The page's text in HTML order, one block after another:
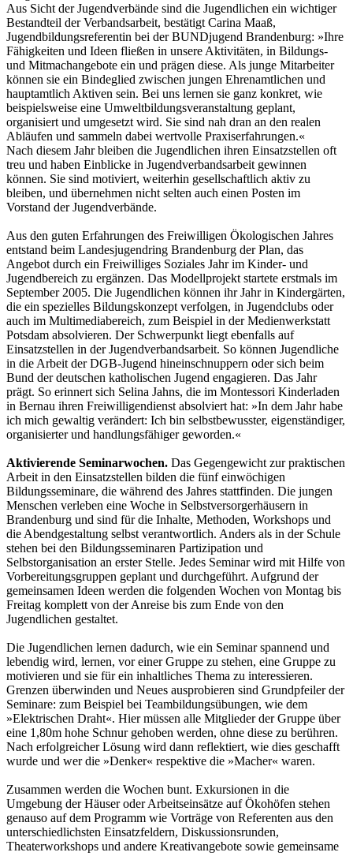
Aus Sicht der Jugendverbände sind die Jugendlichen ein wichtiger
Bestandteil der Verbandsarbeit, bestätigt Carina Maaß,
Jugendbildungsreferentin bei der BUNDjugend Brandenburg: »Ihre
Fähigkeiten und Ideen fließen in unsere Aktivitäten, in Bildungs-
und Mitmachangebote ein und prägen diese. Als junge Mitarbeiter
können sie ein Bindeglied zwischen jungen Ehrenamtlichen und
hauptamtlich Aktiven sein. Bei uns lernen sie ganz konkret, wie
beispielsweise eine Umweltbildungsveranstaltung geplant,
organisiert und umgesetzt wird. Sie sind nah dran an den realen
Abläufen und sammeln dabei wertvolle Praxiserfahrungen.«
Nach diesem Jahr bleiben die Jugendlichen ihren Einsatzstellen oft
treu und haben Einblicke in Jugendverbandsarbeit gewinnen
können. Sie sind motiviert, weiterhin gesellschaftlich aktiv zu
bleiben, und übernehmen nicht selten auch einen Posten im
Vorstand der Jugendverbände.
Aus den guten Erfahrungen des Freiwilligen Ökologischen Jahres
entstand beim Landesjugendring Brandenburg der Plan, das
Angebot durch ein Freiwilliges Soziales Jahr im Kinder- und
Jugendbereich zu ergänzen. Das Modellprojekt startete erstmals im
September 2005. Die Jugendlichen können ihr Jahr in Kindergärten,
die ein spezielles Bildungskonzept verfolgen, in Jugendclubs oder
auch im Multimediabereich, zum Beispiel in der Medienwerkstatt
Potsdam absolvieren. Der Schwerpunkt liegt ebenfalls auf
Einsatzstellen in der Jugendverbandsarbeit. So können Jugendliche
in die Arbeit der DGB-Jugend hineinschnuppern oder sich beim
Bund der deutschen katholischen Jugend engagieren. Das Jahr
prägt. So erinnert sich Selina Jahns, die im Montessori Kinderladen
in Bernau ihren Freiwilligendienst absolviert hat: »In dem Jahr habe
ich mich gewaltig verändert: Ich bin selbstbewusster, eigenständiger,
organisierter und handlungsfähiger geworden.«
Aktivierende Seminarwochen. Das Gegengewicht zur praktischen
Arbeit in den Einsatzstellen bilden die fünf einwöchigen
Bildungsseminare, die während des Jahres stattfinden. Die jungen
Menschen verleben eine Woche in Selbstversorgerhäusern in
Brandenburg und sind für die Inhalte, Methoden, Workshops und
die Abendgestaltung selbst verantwortlich. Anders als in der Schule
stehen bei den Bildungsseminaren Partizipation und
Selbstorganisation an erster Stelle. Jedes Seminar wird mit Hilfe von
Vorbereitungsgruppen geplant und durchgeführt. Aufgrund der
gemeinsamen Ideen werden die folgenden Wochen von Montag bis
Freitag komplett von der Anreise bis zum Ende von den
Jugendlichen gestaltet.
Die Jugendlichen lernen dadurch, wie ein Seminar spannend und
lebendig wird, lernen, vor einer Gruppe zu stehen, eine Gruppe zu
motivieren und sie für ein inhaltliches Thema zu interessieren.
Grenzen überwinden und Neues ausprobieren sind Grundpfeiler der
Seminare: zum Beispiel bei Teambildungsübungen, wie dem
»Elektrischen Draht«. Hier müssen alle Mitglieder der Gruppe über
eine 1,80m hohe Schnur gehoben werden, ohne diese zu berühren.
Nach erfolgreicher Lösung wird dann reflektiert, wie dies geschafft
wurde und wer die »Denker« respektive die »Macher« waren.
Zusammen werden die Wochen bunt. Exkursionen in die
Umgebung der Häuser oder Arbeitseinsätze auf Ökohöfen stehen
genauso auf dem Programm wie Vorträge von Referenten aus den
unterschiedlichsten Einsatzfeldern, Diskussionsrunden,
Theaterworkshops und andere Kreativangebote sowie gemeinsame